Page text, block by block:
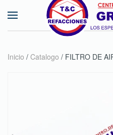
Skip to main content
Inicio / Catalogo / FILTRO DE